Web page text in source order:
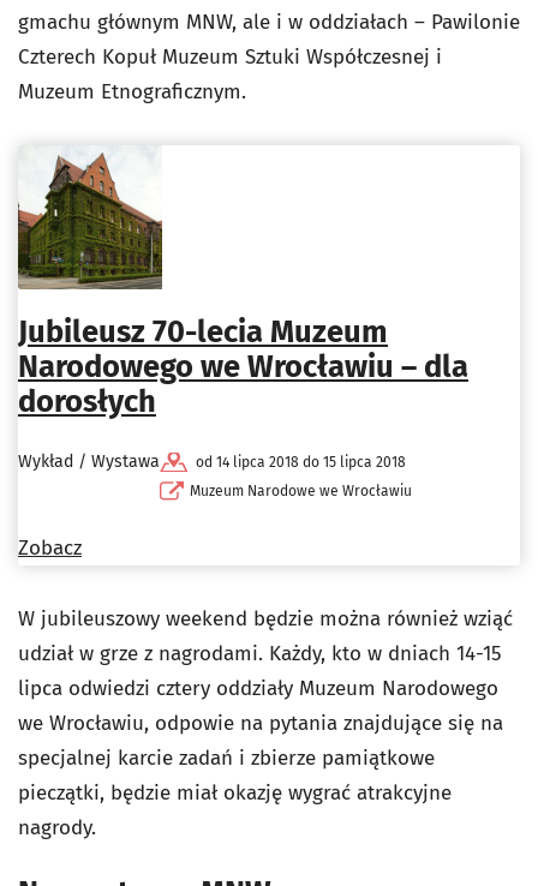
gmachu głównym MNW, ale i w oddziałach – Pawilonie
Czterech Kopuł Muzeum Sztuki Współczesnej i
Muzeum Etnograficznym.
Jubileusz 70-lecia Muzeum
Narodowego we Wrocławiu – dla
dorosłych
Wykład / Wystawa
od 14 lipca 2018 do 15 lipca 2018
Muzeum Narodowe we Wrocławiu
Zobacz
W jubileuszowy weekend będzie można również wziąć
udział w grze z nagrodami. Każdy, kto w dniach 14-15
lipca odwiedzi cztery oddziały Muzeum Narodowego
we Wrocławiu, odpowie na pytania znajdujące się na
specjalnej karcie zadań i zbierze pamiątkowe
pieczątki, będzie miał okazję wygrać atrakcyjne
nagrody.